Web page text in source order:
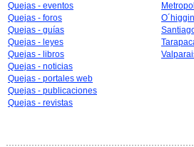
Quejas - eventos
Quejas - foros
Quejas - guías
Quejas - leyes
Quejas - libros
Quejas - noticias
Quejas - portales web
Quejas - publicaciones
Quejas - revistas